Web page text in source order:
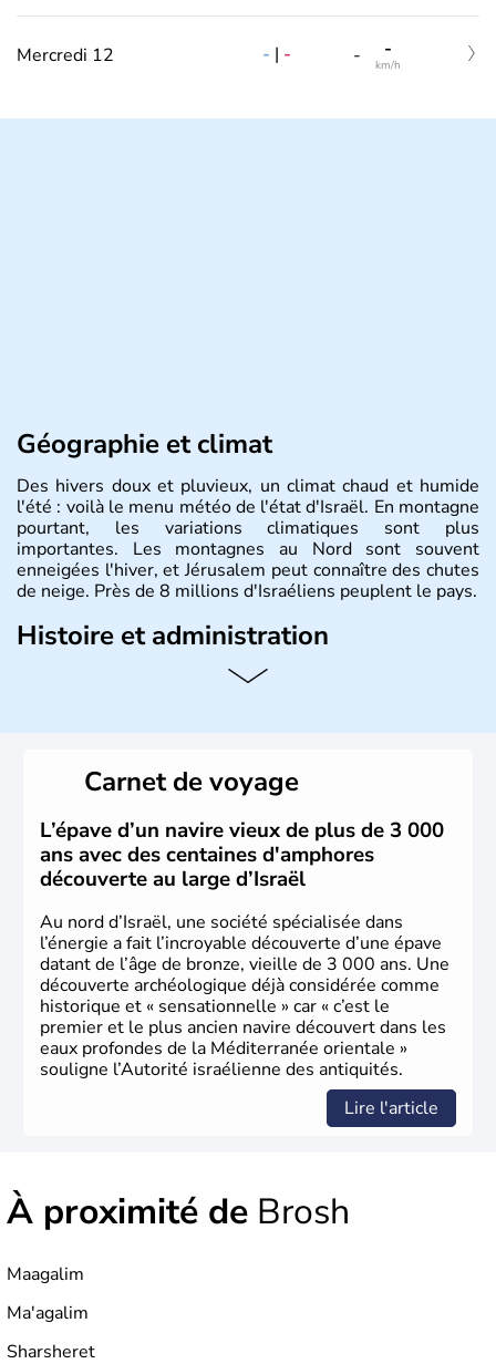
Mercredi 12 - | - - -
km/h
Géographie et climat
Des hivers doux et pluvieux, un climat chaud et humide
l'été : voilà le menu météo de l'état d'Israël. En montagne
pourtant, les variations climatiques sont plus
importantes. Les montagnes au Nord sont souvent
enneigées l'hiver, et Jérusalem peut connaître des chutes
de neige. Près de 8 millions d'Israéliens peuplent le pays.
Histoire et administration
L'Israël est un état de la partie est de la Méditerranée,
vrai essor économique dans le domaine des nouvelles
Carnet de voyage
L’épave d’un navire vieux de plus de 3 000
ans avec des centaines d'amphores
découverte au large d’Israël
Au nord d’Israël, une société spécialisée dans
l’énergie a fait l’incroyable découverte d’une épave
datant de l’âge de bronze, vieille de 3 000 ans. Une
découverte archéologique déjà considérée comme
historique et « sensationnelle » car « c’est le
premier et le plus ancien navire découvert dans les
eaux profondes de la Méditerranée orientale »
souligne l’Autorité israélienne des antiquités.
Lire l'article
À proximité de Brosh
Maagalim
Ma'agalim
Sharsheret